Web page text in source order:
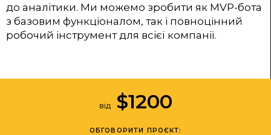
до аналітики. Ми можемо зробити як MVP-бота
з базовим функціоналом, так і повноцінний
робочий інструмент для всієї компанії.
від $1200
ОБГОВОРИТИ ПРОЄКТ: